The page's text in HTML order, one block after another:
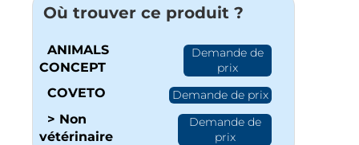
Où trouver ce produit ?
ANIMALS
CONCEPT
Demande de
prix
COVETO Demande de prix
> Non
vétérinaire
Demande de
prix